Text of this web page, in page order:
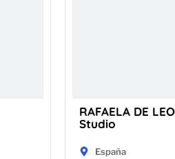
RAFAELA DE
Studio
España